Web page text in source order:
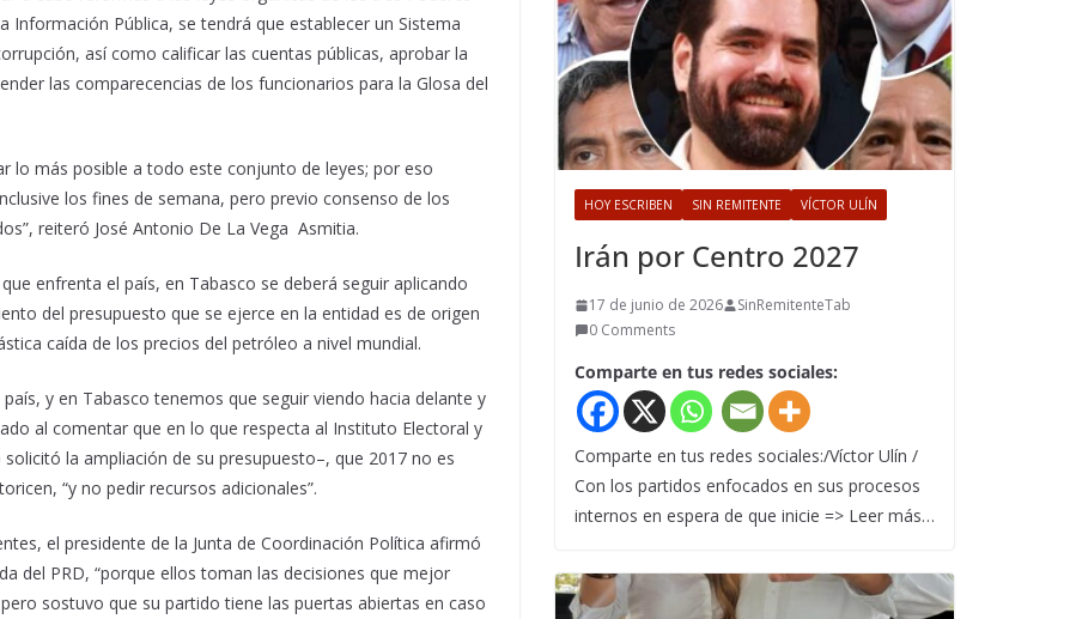
Información Pública, se tendrá que establecer un Sistema
así como calificar las cuentas públicas, aprobar la
las comparecencias de los funcionarios para la Glosa del
lo más posible a todo este conjunto de leyes; por eso
los fines de semana, pero previo consenso de los
reiteró José Antonio De La Vega Asmitia.
enfrenta el país, en Tabasco se deberá seguir aplicando
del presupuesto que se ejerce en la entidad es de origen
caída de los precios del petróleo a nivel mundial.
y en Tabasco tenemos que seguir viendo hacia delante y
al comentar que en lo que respecta al Instituto Electoral y
la ampliación de su presupuesto–, que 2017 no es
“y no pedir recursos adicionales”.
el presidente de la Junta de Coordinación Política afirmó
del PRD, “porque ellos toman las decisiones que mejor
sostuvo que su partido tiene las puertas abiertas en caso
HOY ESCRIBEN SIN REMITENTE VÍCTOR ULÍN
Irán por Centro 2027
17 de junio de 2026
SinRemitenteTab
0 Comments
Comparte en tus redes sociales:
Comparte en tus redes sociales:/Víctor Ulín /
Con los partidos enfocados en sus procesos
internos en espera de que inicie => Leer más…